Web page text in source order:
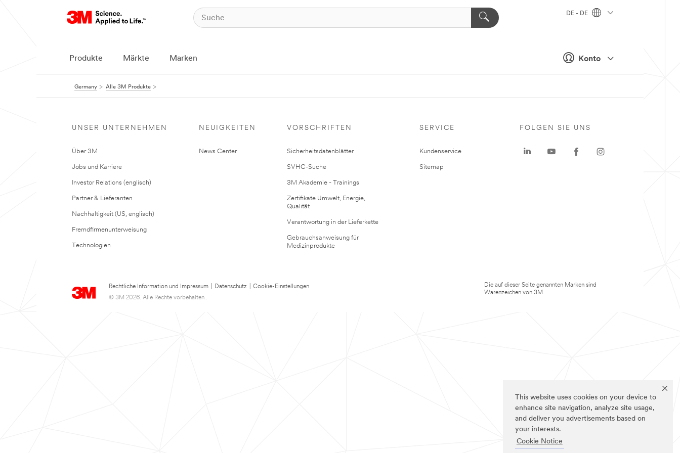
This website uses cookies on your device to
enhance site navigation, analyze site usage,
and deliver you advertisements based on
your interests.
Cookie Notice
Konto
DE - DE
Produkte Märkte Marken
Germany Alle 3M Produkte
UNSER UNTERNEHMEN
Über 3M
Jobs und Karriere
Investor Relations (englisch)
Partner & Lieferanten
Nachhaltigkeit (US, englisch)
Fremdfirmenunterweisung
Technologien
NEUIGKEITEN
News Center
VORSCHRIFTEN
Sicherheitsdatenblätter
SVHC-Suche
3M Akademie - Trainings
Zertifikate Umwelt, Energie,
Qualität
Verantwortung in der Lieferkette
Gebrauchsanweisung für
Medizinprodukte
SERVICE
Kundenservice
Sitemap
Rechtliche Information und Impressum Datenschutz
Cookie-Einstellungen
© 3M 2026. Alle Rechte vorbehalten..
FOLGEN SIE UNS
Die auf dieser Seite genannten Marken sind
Warenzeichen von 3M.